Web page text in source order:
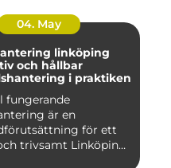
04. May
linköping
och hållbar
i praktiken
fungerande
är en
för ett
trivsamt Linköping.